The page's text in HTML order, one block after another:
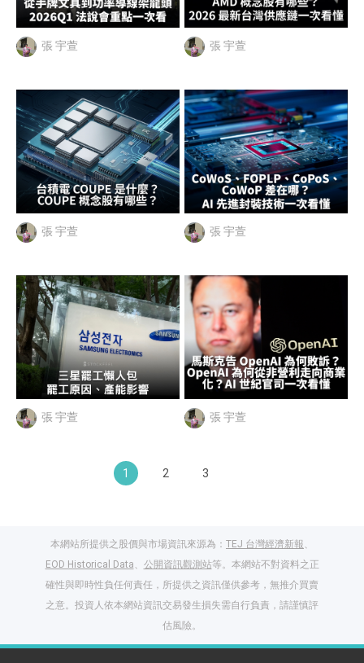
張 宇萱 張 宇萱
張 宇萱 張 宇萱
張 宇萱 張 宇萱
1 2 3
本網站所提供之股價與市場資訊來源為： TEJ 台灣經濟新報
EOD Historical Data
公開資訊觀測站等。本網站不對資料之正
確性與即時性負任何責任，所提供之資訊僅供參考，無推介買賣
之意。投資人依本網站資訊交易發生損失需自行負責，請謹慎評
估風險。